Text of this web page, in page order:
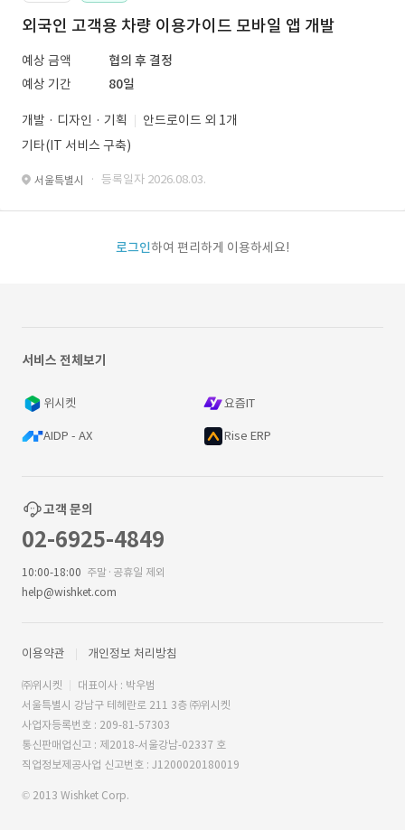
외국인 고객용 차량 이용가이드 모바일 앱 개발
예상 금액
협의 후 결정
예상 기간
80일
개발 · 디자인 · 기획
안드로이드 외 1개
기타(IT 서비스 구축)
서울특별시 · 등록일자 2026.08.03.
로그인하여 편리하게 이용하세요!
서비스 전체보기
위시켓 요즘IT
AIDP - AX Rise ERP
고객 문의
02-6925-4849
10:00-18:00 주말·공휴일 제외
help@wishket.com
이용약관 개인정보 처리방침
㈜위시켓
대표이사 : 박우범
서울특별시 강남구 테헤란로 211 3층 ㈜위시켓
사업자등록번호 : 209-81-57303
통신판매업신고 : 제2018-서울강남-02337 호
직업정보제공사업 신고번호 : J1200020180019
© 2013 Wishket Corp.